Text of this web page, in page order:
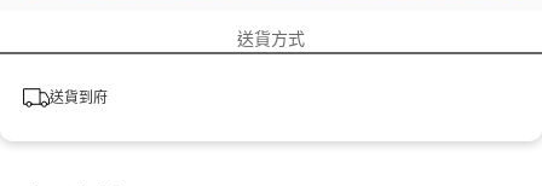
送貨方式
送貨到府